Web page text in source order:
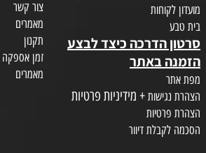
מועדון לקוחות
בית טבע
סרטון הדרכה כיצד לבצע
הזמנה באתר
מפת אתר
הצהרת נגישות + מידיניות פרטיות
הצהרת פרטיות
הסכמה לקבלת דיוור
צור קשר
מאמרים
תקנון
זמן אספקה
מאמרים